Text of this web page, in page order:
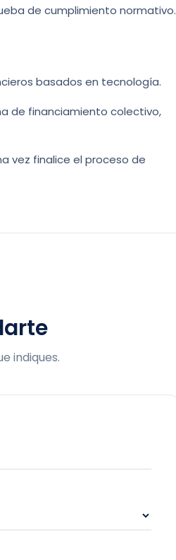
de cumplimiento normativo.
basados en tecnología.
de financiamiento colectivo,
vez finalice el proceso de
indiques.